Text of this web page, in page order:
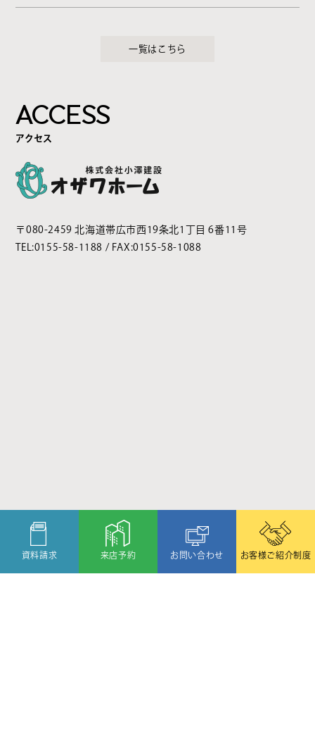
資料請求 来店予約 お問い合わせ お客様ご紹介制度
一覧はこちら
ACCESS
アクセス
〒080-2459 北海道帯広市西19条北1丁目 6番11号
TEL:0155-58-1188 / FAX:0155-58-1088